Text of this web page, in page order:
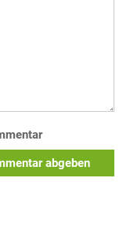
abgeben